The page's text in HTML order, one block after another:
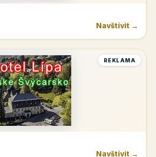
Navštívit →
REKLAMA
Navštívit →